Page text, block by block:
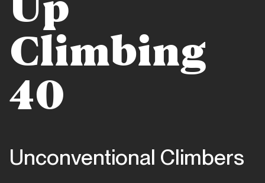
Charles
Albert
Libertà
a piedi
nudi
Follow
Up
Climbing
40
Unconventional Climbers